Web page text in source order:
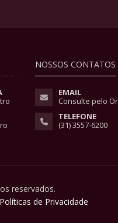
NOSSOS CONTATOS
EMAIL
Consulte pelo
TELEFONE
(31) 3557-6200
reservados.
Políticas de Privacidade